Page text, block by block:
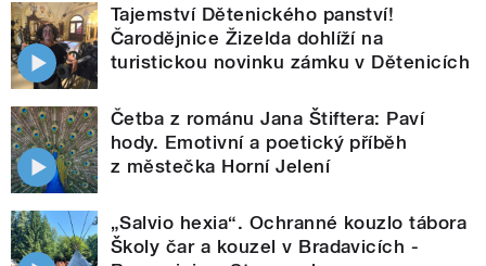
Tajemství Dětenického panství!
Čarodějnice Žizelda dohlíží na
turistickou novinku zámku v Dětenicích
Četba z románu Jana Štiftera: Paví
hody. Emotivní a poetický příběh
z městečka Horní Jelení
„Salvio hexia“. Ochranné kouzlo tábora
Školy čar a kouzel v Bradavicích -